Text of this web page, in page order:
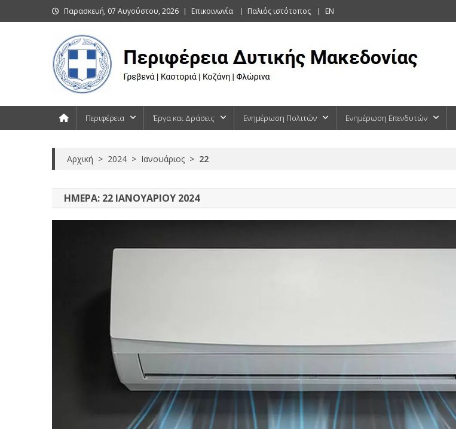
to
Παρασκευή, 07 Αυγούστου, 2026 Επικοινωνία Παλιός ιστότοπος EN
Περιφέρεια Έργα και Δράσεις Ενημέρωση Πολιτών Ενημέρωση Επενδυτών
Αρχική > 2024 > Ιανουάριος > 22
ΗΜΈΡΑ: 22 ΙΑΝΟΥΑΡΊΟΥ 2024